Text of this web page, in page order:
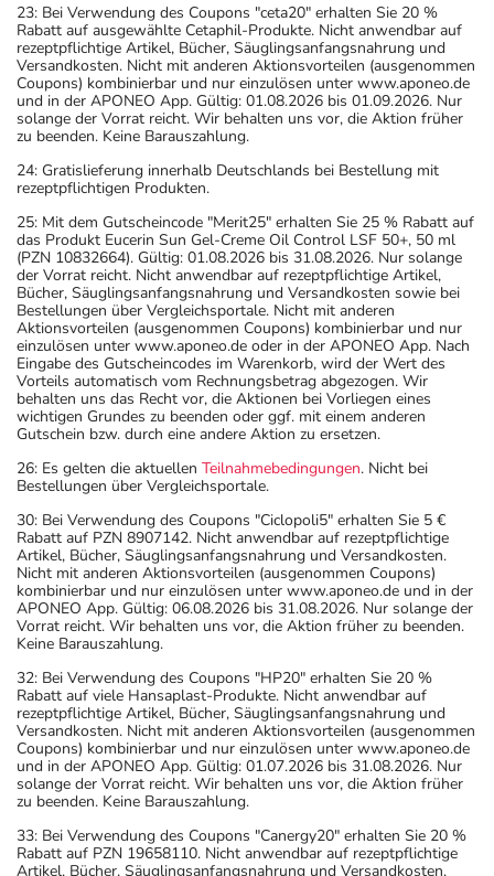
23: Bei Verwendung des Coupons "ceta20" erhalten Sie 20 %
Rabatt auf ausgewählte Cetaphil-Produkte. Nicht anwendbar auf
rezeptpflichtige Artikel, Bücher, Säuglingsanfangsnahrung und
Versandkosten. Nicht mit anderen Aktionsvorteilen (ausgenommen
Coupons) kombinierbar und nur einzulösen unter www.aponeo.de
und in der APONEO App. Gültig: 01.08.2026 bis 01.09.2026. Nur
solange der Vorrat reicht. Wir behalten uns vor, die Aktion früher
zu beenden. Keine Barauszahlung.
24: Gratislieferung innerhalb Deutschlands bei Bestellung mit
rezeptpflichtigen Produkten.
25: Mit dem Gutscheincode "Merit25" erhalten Sie 25 % Rabatt auf
das Produkt Eucerin Sun Gel-Creme Oil Control LSF 50+, 50 ml
(PZN 10832664). Gültig: 01.08.2026 bis 31.08.2026. Nur solange
der Vorrat reicht. Nicht anwendbar auf rezeptpflichtige Artikel,
Bücher, Säuglingsanfangsnahrung und Versandkosten sowie bei
Bestellungen über Vergleichsportale. Nicht mit anderen
Aktionsvorteilen (ausgenommen Coupons) kombinierbar und nur
einzulösen unter www.aponeo.de oder in der APONEO App. Nach
Eingabe des Gutscheincodes im Warenkorb, wird der Wert des
Vorteils automatisch vom Rechnungsbetrag abgezogen. Wir
behalten uns das Recht vor, die Aktionen bei Vorliegen eines
wichtigen Grundes zu beenden oder ggf. mit einem anderen
Gutschein bzw. durch eine andere Aktion zu ersetzen.
26: Es gelten die aktuellen Teilnahmebedingungen. Nicht bei
Bestellungen über Vergleichsportale.
30: Bei Verwendung des Coupons "Ciclopoli5" erhalten Sie 5 €
Rabatt auf PZN 8907142. Nicht anwendbar auf rezeptpflichtige
Artikel, Bücher, Säuglingsanfangsnahrung und Versandkosten.
Nicht mit anderen Aktionsvorteilen (ausgenommen Coupons)
kombinierbar und nur einzulösen unter www.aponeo.de und in der
APONEO App. Gültig: 06.08.2026 bis 31.08.2026. Nur solange der
Vorrat reicht. Wir behalten uns vor, die Aktion früher zu beenden.
Keine Barauszahlung.
32: Bei Verwendung des Coupons "HP20" erhalten Sie 20 %
Rabatt auf viele Hansaplast-Produkte. Nicht anwendbar auf
rezeptpflichtige Artikel, Bücher, Säuglingsanfangsnahrung und
Versandkosten. Nicht mit anderen Aktionsvorteilen (ausgenommen
Coupons) kombinierbar und nur einzulösen unter www.aponeo.de
und in der APONEO App. Gültig: 01.07.2026 bis 31.08.2026. Nur
solange der Vorrat reicht. Wir behalten uns vor, die Aktion früher
zu beenden. Keine Barauszahlung.
33: Bei Verwendung des Coupons "Canergy20" erhalten Sie 20 %
Rabatt auf PZN 19658110. Nicht anwendbar auf rezeptpflichtige
Artikel, Bücher, Säuglingsanfangsnahrung und Versandkosten.